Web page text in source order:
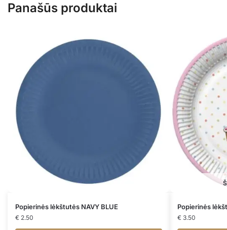
Panašūs produktai
Popierinės lėkštutės NAVY BLUE
€ 2.50
Popierinės
€ 3.50